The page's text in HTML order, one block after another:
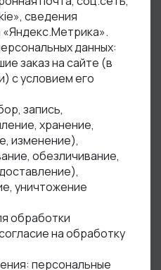
сведения
данных:
заказ на сайте (в
с условием его
запись,
хранение,
изменение),
обезличивание,
уничтожение
обработки
на обработку
персональные